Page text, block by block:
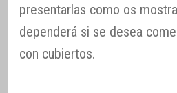
presentarlas como os
dependerá si se desea
con cubiertos.